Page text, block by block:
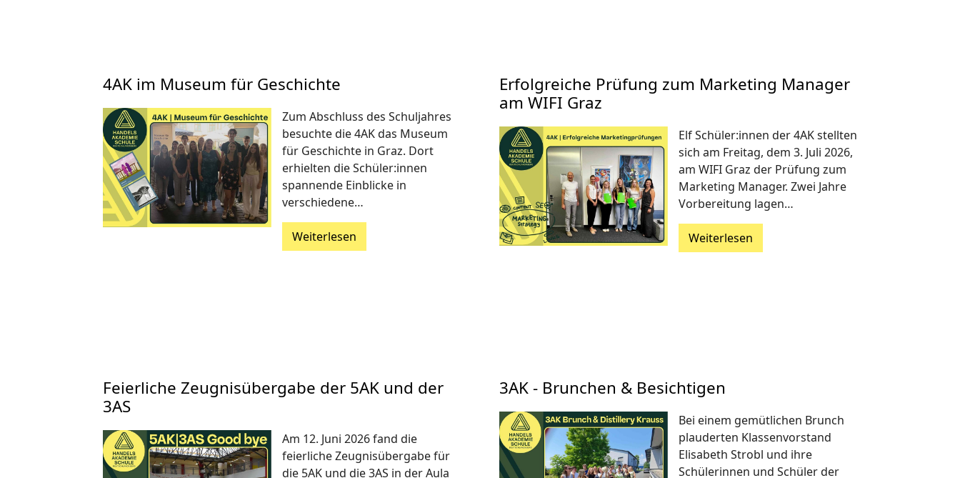
4AK im Museum für Geschichte
Zum Abschluss des Schuljahres
besuchte die 4AK das Museum
für Geschichte in Graz. Dort
erhielten die Schüler:innen
spannende Einblicke in
verschiedene…
Weiterlesen
Erfolgreiche Prüfung zum Marketing Manager
am WIFI Graz
Elf Schüler:innen der 4AK stellten
sich am Freitag, dem 3. Juli 2026,
am WIFI Graz der Prüfung zum
Marketing Manager. Zwei Jahre
Vorbereitung lagen…
Weiterlesen
Feierliche Zeugnisübergabe der 5AK und der
3AS
Am 12. Juni 2026 fand die
feierliche Zeugnisübergabe für
die 5AK und die 3AS in der Aula
3AK - Brunchen & Besichtigen
Bei einem gemütlichen Brunch
plauderten Klassenvorstand
Elisabeth Strobl und ihre
Schülerinnen und Schüler der